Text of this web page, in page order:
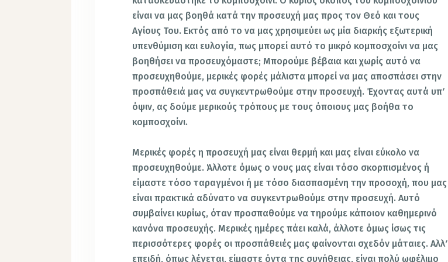
είναι να μας βοηθά κατά την προσευχή μας προς τον Θεό και τους
Αγίους Του. Εκτός από το να μας χρησιμεύει ως μία διαρκής εξωτερική
υπενθύμιση και ευλογία, πως μπορεί αυτό το μικρό κομποσχοίνι να μας
βοηθήσει να προσευχόμαστε; Μπορούμε βέβαια και χωρίς αυτό να
προσευχηθούμε, μερικές φορές μάλιστα μπορεί να μας αποσπάσει στην
προσπάθειά μας να συγκεντρωθούμε στην προσευχή. Έχοντας αυτά υπʹ
όψιν, ας δούμε μερικούς τρόπους με τους όποιους μας βοήθα το
κομποσχοίνι.
Μερικές φορές η προσευχή μας είναι θερμή και μας είναι εύκολο να
προσευχηθούμε. Άλλοτε όμως ο νους μας είναι τόσο σκορπισμένος ή
είμαστε τόσο ταραγμένοι ή με τόσο διασπασμένη την προσοχή, που μας
είναι πρακτικά αδύνατο να συγκεντρωθούμε στην προσευχή. Αυτό
συμβαίνει κυρίως, όταν προσπαθούμε να τηρούμε κάποιον καθημερινό
κανόνα προσευχής. Μερικές ημέρες πάει καλά, άλλοτε όμως ίσως τις
περισσότερες φορές οι προσπάθειές μας φαίνονται σχεδόν μάταιες. Αλλʹ
επειδή, όπως λέγεται, είμαστε όντα της συνήθειας, είναι πολύ ωφέλιμο